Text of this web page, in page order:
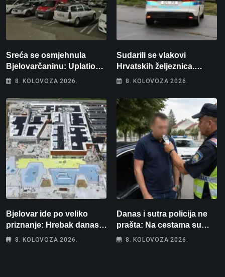
Sreća se osmjehnula
Bjelovarčaninu: Uplatio
samo 4 eura, a osvojio
8. KOLOVOZA 2026.
Sudarili se vlakovi
Hrvatskih željeznica.
Šestero osoba teško
intenzivnoj
8. KOLOVOZA 2026.
Bjelovar ide po veliko
priznanje: Hrebak danas u
Parizu predstavlja
8. KOLOVOZA 2026.
Danas i sutra policija ne
prašta: Na cestama su
posebno na meti ovi
8. KOLOVOZA 2026.